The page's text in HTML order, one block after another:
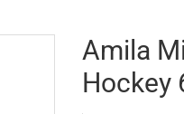
Amila
Hockey